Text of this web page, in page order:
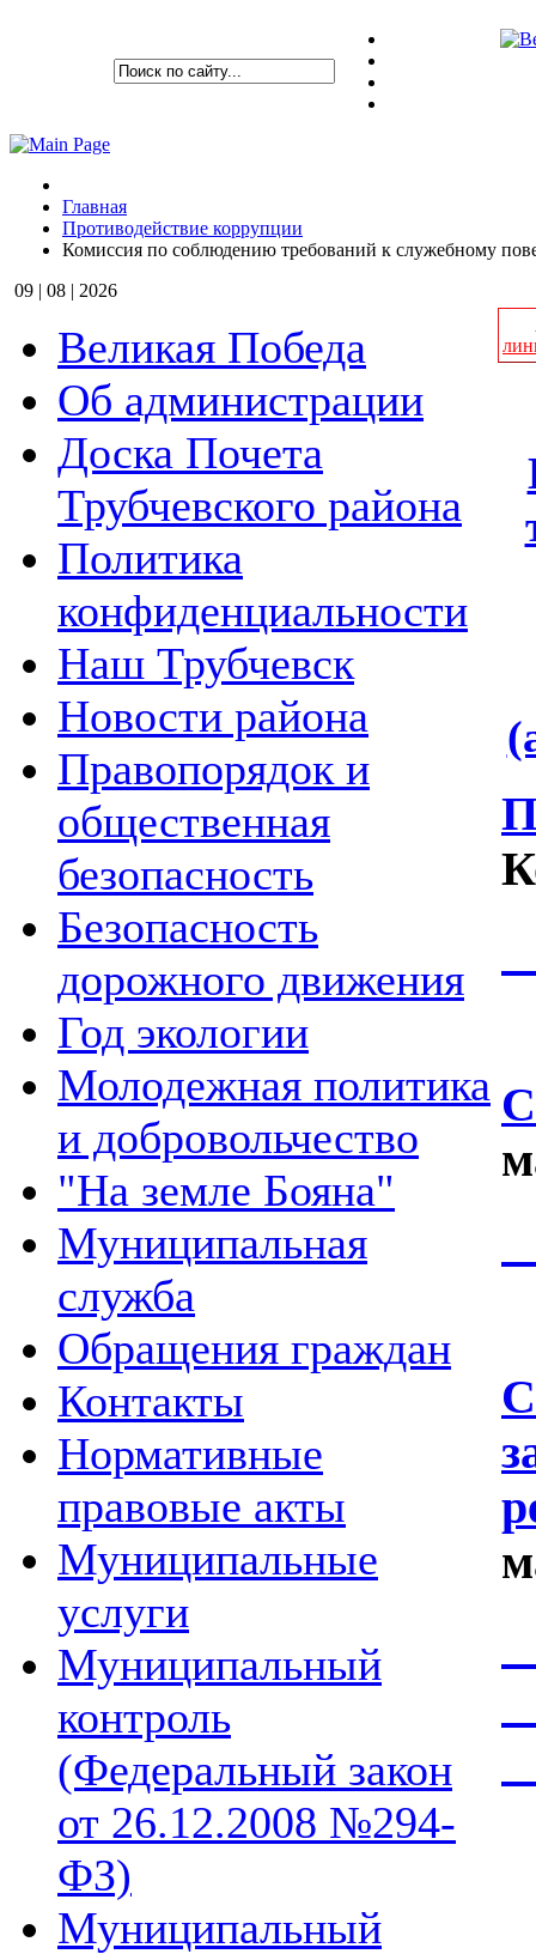
Главная
Противодействие коррупции
Комиссия по соблюдению требований к служебному
09 | 08 | 2026
Великая Победа
Об администрации
Доска Почета
Трубчевского района
Политика
конфиденциальности
Наш Трубчевск
Новости района
Правопорядок и
общественная
безопасность
Безопасность
дорожного движения
Год экологии
Молодежная политика
и добровольчество
"На земле Бояна"
Муниципальная
служба
Обращения граждан
Контакты
Нормативные
правовые акты
Муниципальные
услуги
Муниципальный
контроль
(Федеральный закон
от 26.12.2008 №294-
ФЗ)
Муниципальный